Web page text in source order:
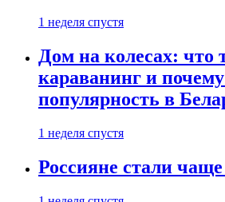
1 неделя спустя
Дом на колесах: что
караванинг и
популярность в
1 неделя спустя
Россияне стали